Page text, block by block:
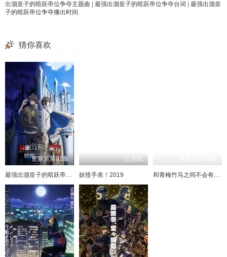
出涸皇子的暗跃帝位争夺主题曲
最强出涸皇子的暗跃帝位争夺台词
最强出涸皇
子的暗跃帝位争夺播出时间 .
猜你喜欢
更新至第01集
最强出涸皇子的暗跃帝位争夺
已完结
妖怪手表！2019 和青梅竹马之间不会有恋爱喜剧